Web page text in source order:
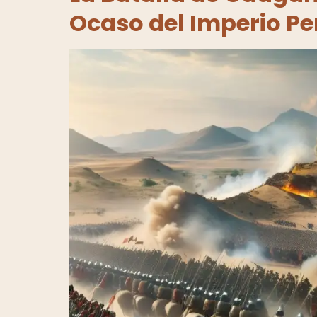
Ocaso del Imperio